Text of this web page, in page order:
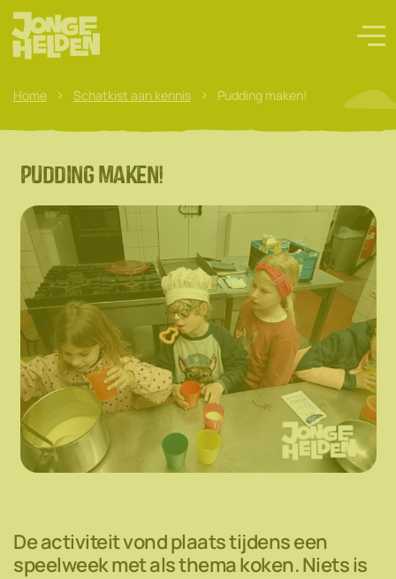
Home > Schatkist aan kennis > Pudding maken!
Pudding maken!
De activiteit vond plaats tijdens een
speelweek met als thema koken. Niets is